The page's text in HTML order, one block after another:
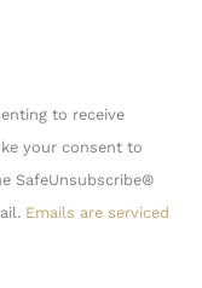
to receive
your consent to
SafeUnsubscribe®
Emails are serviced